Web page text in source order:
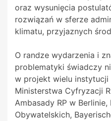
oraz wysunięcia
rozwiązań w sferze
klimatu, przyjaznych
O randze wydarzenia i
problematyki świadczy
w projekt wielu instytucji
Ministerstwa Cyfryzacji
Ambasady RP w
Obywatelskich,